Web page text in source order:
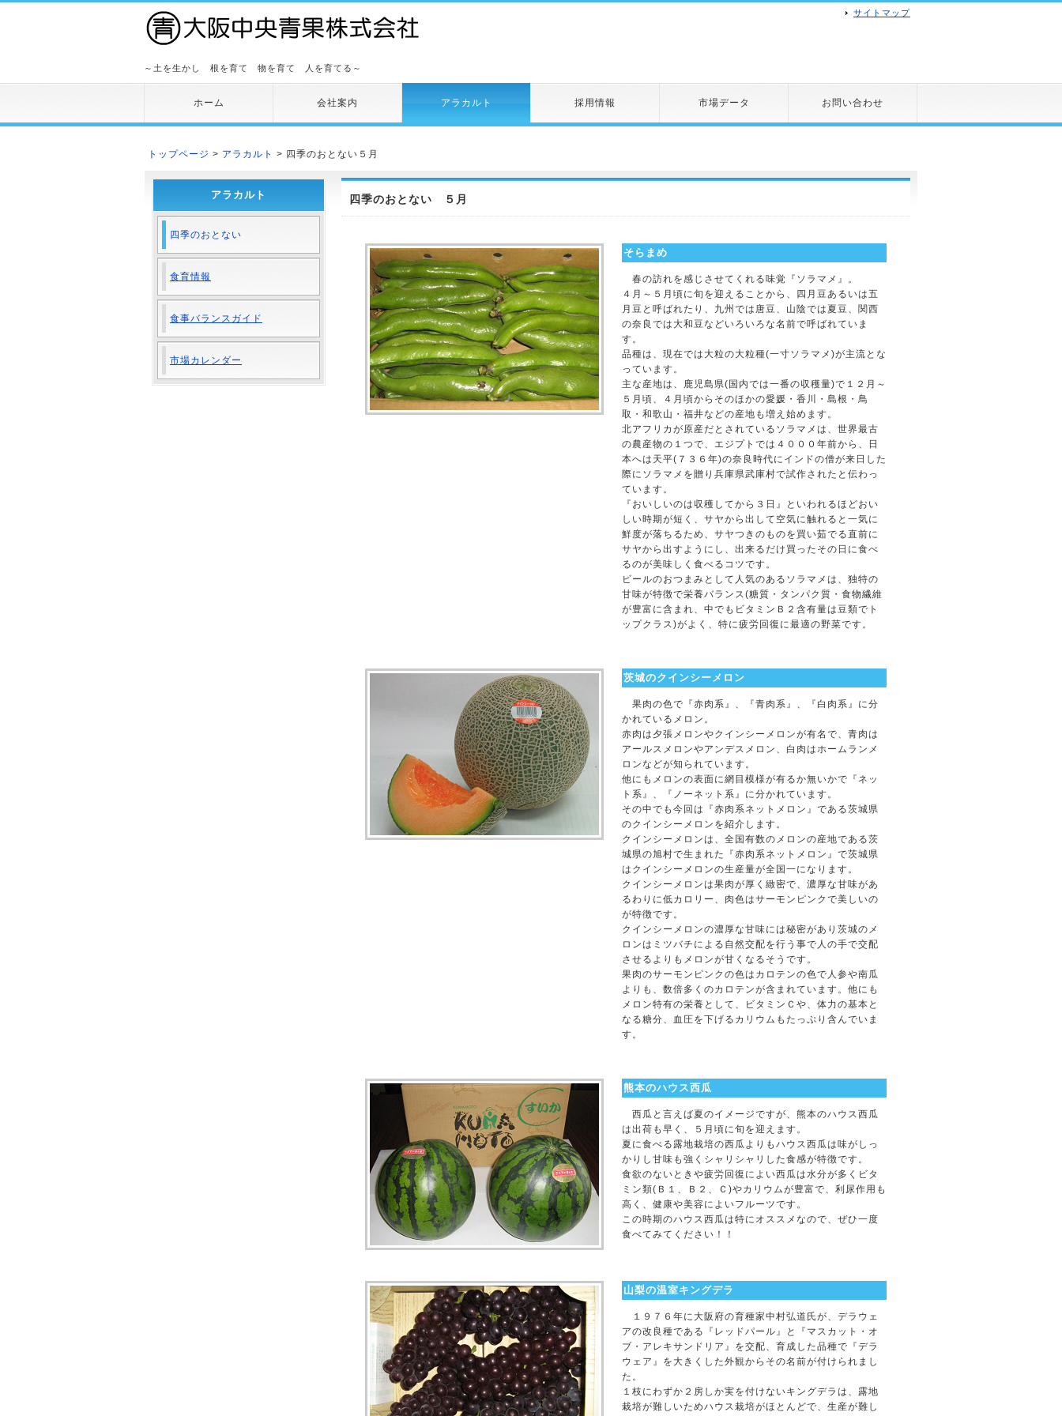
サイトマップ
～土を生かし 根を育て 物を育て 人を育てる～
ホーム 会社案内 アラカルト 採用情報 市場データ お問い合わせ
トップページ > アラカルト > 四季のおとない５月
四季のおとない ５月
そらまめ
春の訪れを感じさせてくれる味覚『ソラマメ』。
４月～５月頃に旬を迎えることから、四月豆あるいは五
月豆と呼ばれたり、九州では唐豆、山陰では夏豆、関西
の奈良では大和豆などいろいろな名前で呼ばれていま
す。
品種は、現在では大粒の大粒種(一寸ソラマメ)が主流とな
っています。
主な産地は、鹿児島県(国内では一番の収穫量)で１２月～
５月頃、４月頃からそのほかの愛媛・香川・島根・鳥
取・和歌山・福井などの産地も増え始めます。
北アフリカが原産だとされているソラマメは、世界最古
の農産物の１つで、エジプトでは４０００年前から、日
本へは天平(７３６年)の奈良時代にインドの僧が来日した
際にソラマメを贈り兵庫県武庫村で試作されたと伝わっ
ています。
『おいしいのは収穫してから３日』といわれるほどおい
しい時期が短く、サヤから出して空気に触れると一気に
鮮度が落ちるため、サヤつきのものを買い茹でる直前に
サヤから出すようにし、出来るだけ買ったその日に食べ
るのが美味しく食べるコツです。
ビールのおつまみとして人気のあるソラマメは、独特の
甘味が特徴で栄養バランス(糖質・タンパク質・食物繊維
が豊富に含まれ、中でもビタミンＢ２含有量は豆類でト
ップクラス)がよく、特に疲労回復に最適の野菜です。
茨城のクインシーメロン
果肉の色で『赤肉系』、『青肉系』、『白肉系』に分
かれているメロン。
赤肉は夕張メロンやクインシーメロンが有名で、青肉は
アールスメロンやアンデスメロン、白肉はホームランメ
ロンなどが知られています。
他にもメロンの表面に網目模様が有るか無いかで『ネッ
ト系』、『ノーネット系』に分かれています。
その中でも今回は『赤肉系ネットメロン』である茨城県
のクインシーメロンを紹介します。
クインシーメロンは、全国有数のメロンの産地である茨
城県の旭村で生まれた『赤肉系ネットメロン』で茨城県
はクインシーメロンの生産量が全国一になります。
クインシーメロンは果肉が厚く緻密で、濃厚な甘味があ
るわりに低カロリー、肉色はサーモンピンクで美しいの
が特徴です。
クインシーメロンの濃厚な甘味には秘密があり茨城のメ
ロンはミツバチによる自然交配を行う事で人の手で交配
させるよりもメロンが甘くなるそうです。
果肉のサーモンピンクの色はカロテンの色で人参や南瓜
よりも、数倍多くのカロテンが含まれています。他にも
メロン特有の栄養として、ビタミンＣや、体力の基本と
なる糖分、血圧を下げるカリウムもたっぷり含んでいま
す。
熊本のハウス西瓜
西瓜と言えば夏のイメージですが、熊本のハウス西瓜
は出荷も早く、５月頃に旬を迎えます。
夏に食べる露地栽培の西瓜よりもハウス西瓜は味がしっ
かりし甘味も強くシャリシャリした食感が特徴です。
食欲のないときや疲労回復によい西瓜は水分が多くビタ
ミン類(Ｂ１、Ｂ２、Ｃ)やカリウムが豊富で、利尿作用も
高く、健康や美容によいフルーツです。
この時期のハウス西瓜は特にオススメなので、ぜひ一度
食べてみてください！！
山梨の温室キングデラ
１９７６年に大阪府の育種家中村弘道氏が、デラウェ
アの改良種である『レッドパール』と『マスカット・オ
ブ・アレキサンドリア』を交配、育成した品種で『デラ
ウェア』を大きくした外観からその名前が付けられまし
た。
１枝にわずか２房しか実を付けないキングデラは、露地
栽培が難しいためハウス栽培がほとんどで、生産が難し
アラカルト
四季のおとない
食育情報
食事バランスガイド
市場カレンダー